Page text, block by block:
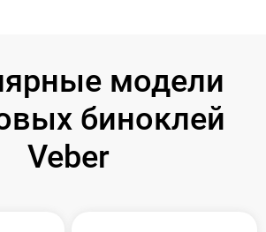
модели
биноклей
Veber